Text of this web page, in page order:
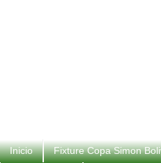
Inicio Fixture Copa Simon